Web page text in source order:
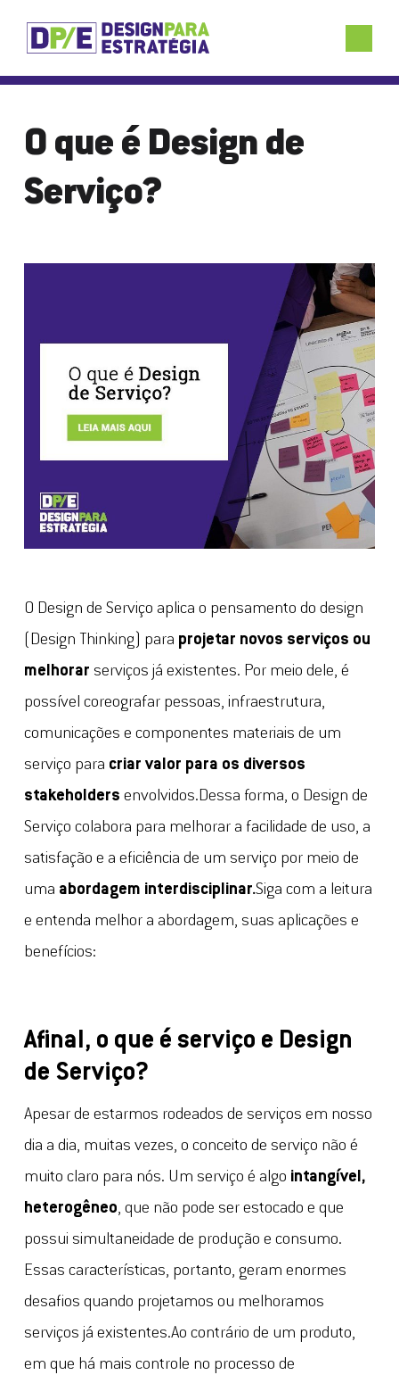
O que é Design de
Serviço?
O Design de Serviço aplica o pensamento do design
(Design Thinking) para projetar novos serviços ou
melhorar serviços já existentes. Por meio dele, é
possível coreografar pessoas, infraestrutura,
comunicações e componentes materiais de um
serviço para criar valor para os diversos
stakeholders envolvidos.Dessa forma, o Design de
Serviço colabora para melhorar a facilidade de uso, a
satisfação e a eficiência de um serviço por meio de
uma abordagem interdisciplinar.Siga com a leitura
e entenda melhor a abordagem, suas aplicações e
benefícios:
Afinal, o que é serviço e Design
de Serviço?
Apesar de estarmos rodeados de serviços em nosso
dia a dia, muitas vezes, o conceito de serviço não é
muito claro para nós. Um serviço é algo intangível,
heterogêneo, que não pode ser estocado e que
possui simultaneidade de produção e consumo.
Essas características, portanto, geram enormes
desafios quando projetamos ou melhoramos
serviços já existentes.Ao contrário de um produto,
em que há mais controle no processo de